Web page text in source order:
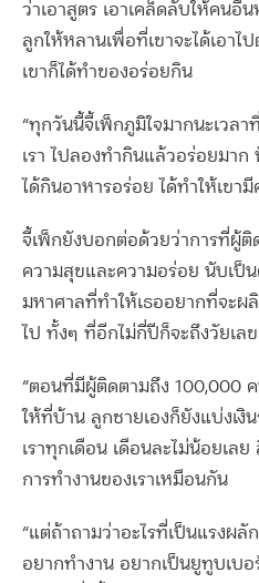
ว่าเอาสูตร เอาเคล็ดลับให้คนอื่
ลูกให้หลานเพื่อที่เขาจะได้เอา
เขาก็ได้ทำของอร่อยกิน
“ทุกวันนี้จี้เพ็กภูมิใจมากนะเวล
เรา ไปลองทำกินแล้วอร่อยมาก
ได้กินอาหารอร่อย ได้ทำให้เขา
จี้เพ็กยังบอกต่อด้วยว่าการที่ผู้ติ
ความสุขและความอร่อย นับเป็
มหาศาลที่ทำให้เธออยากที่จะ
ไป ทั้งๆ ที่อีกไม่กี่ปีก็จะถึงวัยเล
“ตอนที่มีผู้ติดตามถึง 100,000 ค
ให้ที่บ้าน ลูกชายเองก็ยังแบ่งเงิ
เราทุกเดือน เดือนละไม่น้อยเลย
การทำงานของเราเหมือนกัน
“แต่ถ้าถามว่าอะไรที่เป็นแรงผ
อยากทำงาน อยากเป็นยูทูบเบ